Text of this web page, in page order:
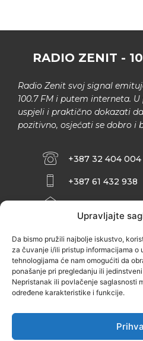
Upravljajte
Da bismo pružili najbolje iskustvo,
za čuvanje i/ili pristup informacijama o
tehnologijama će nam omogućiti da
ponašanje pri pregledanju ili
Nepristanak ili povlačenje saglasnosti
određene karakteristike i funkcije.
RADIO ZENIT -
Radio Zenit svoj signal
100.7 FM i putem interneta.
uspjeli i praktično dokazati
pozitivno, osjećati se dobro i
+387 32 404 004
+387 61 432 938
INFO@ZENIT.BA
ZENIČANKA, 3.